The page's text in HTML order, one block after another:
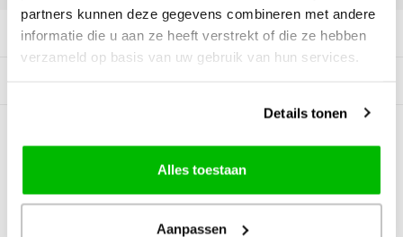
partners kunnen deze gegevens combineren met andere
informatie die u aan ze heeft verstrekt of die ze hebben
verzameld op basis van uw gebruik van hun services.
Details tonen
Alles toestaan
Aanpassen
Productomschrijving
0Reviews